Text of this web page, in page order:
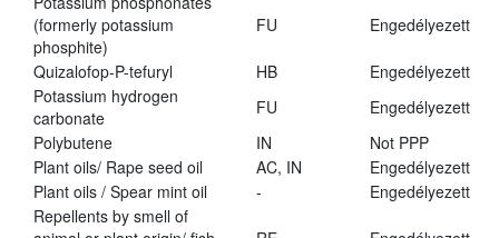
(formerly potassium
phosphite)
FU Engedélyezett
Quizalofop-P-tefuryl HB
Engedélyezett
Potassium hydrogen
carbonate
FU
Engedélyezett
Polybutene
IN
Not PPP
Plant oils/ Rape seed oil
AC, IN
Engedélyezett
Plant oils / Spear mint oil
-
Engedélyezett
Repellents by smell of